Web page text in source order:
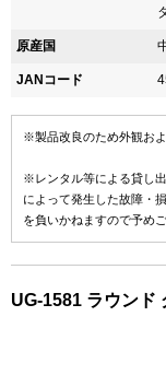
原産国
JANコード
※製品改良のため外観お
※レンタル等による貸し
によって発生した故障・
を負いかねますので予め
UG-1581 ラウンド